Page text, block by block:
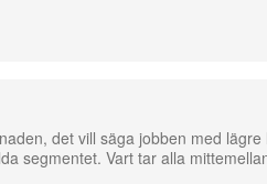
det vill säga jobben med lägre
segmentet. Vart tar alla